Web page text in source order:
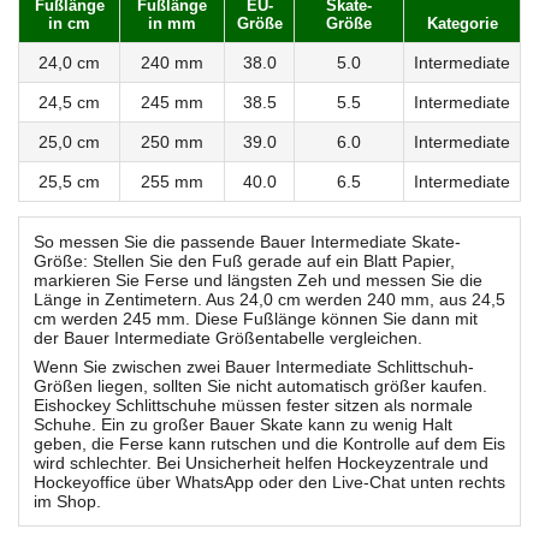
Fußlänge
in cm
Fußlänge
in mm
EU-
Größe
Skate-
Größe
Kategorie
24,0 cm 240 mm 38.0 5.0 Intermediate
24,5 cm 245 mm 38.5 5.5 Intermediate
25,0 cm 250 mm 39.0 6.0 Intermediate
25,5 cm 255 mm 40.0 6.5 Intermediate
So messen Sie die passende Bauer Intermediate Skate-
Größe: Stellen Sie den Fuß gerade auf ein Blatt Papier,
markieren Sie Ferse und längsten Zeh und messen Sie die
Länge in Zentimetern. Aus 24,0 cm werden 240 mm, aus 24,5
cm werden 245 mm. Diese Fußlänge können Sie dann mit
der Bauer Intermediate Größentabelle vergleichen.
Wenn Sie zwischen zwei Bauer Intermediate Schlittschuh-
Größen liegen, sollten Sie nicht automatisch größer kaufen.
Eishockey Schlittschuhe müssen fester sitzen als normale
Schuhe. Ein zu großer Bauer Skate kann zu wenig Halt
geben, die Ferse kann rutschen und die Kontrolle auf dem Eis
wird schlechter. Bei Unsicherheit helfen Hockeyzentrale und
Hockeyoffice über WhatsApp oder den Live-Chat unten rechts
im Shop.